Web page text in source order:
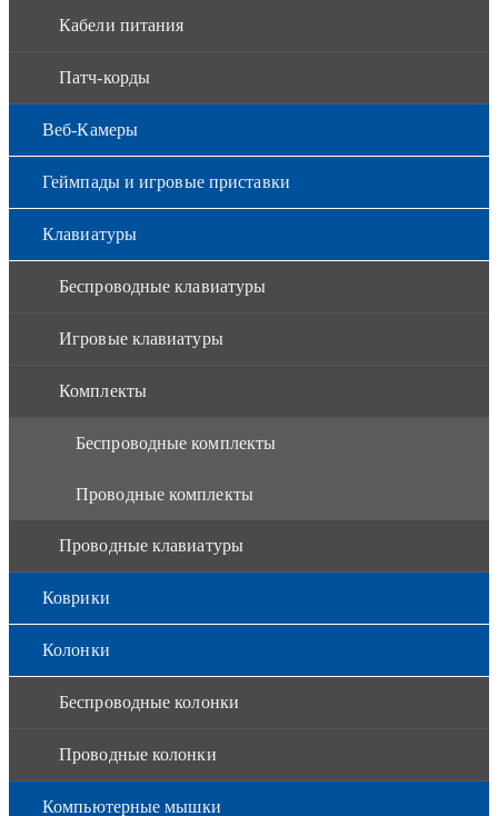
Кабели питания
Патч-корды
Веб-Камеры
Геймпады и игровые приставки
Клавиатуры
Беспроводные клавиатуры
Игровые клавиатуры
Комплекты
Беспроводные комплекты
Проводные комплекты
Проводные клавиатуры
Коврики
Колонки
Беспроводные колонки
Проводные колонки
Компьютерные мышки